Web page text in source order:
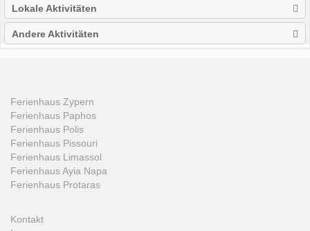
Lokale Aktivitäten
Andere Aktivitäten
Ferienhaus Zypern
Ferienhaus Paphos
Ferienhaus Polis
Ferienhaus Pissouri
Ferienhaus Limassol
Ferienhaus Ayia Napa
Ferienhaus Protaras
Kontakt